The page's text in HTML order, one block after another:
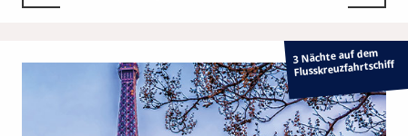
3 Nächte auf dem
Flusskreuzfahrtschiff